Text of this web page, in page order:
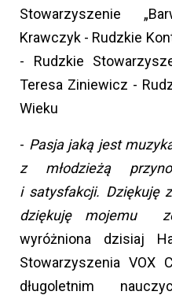
Stowarzyszenie
Krawczyk - Rudzkie
- Rudzkie
Teresa Ziniewicz -
Wieku
- Pasja jaką jest
z młodzieżą
i satysfakcji. Dziękuję
dziękuję mojemu
wyróżniona dzisiaj
Stowarzyszenia VOX
długoletnim